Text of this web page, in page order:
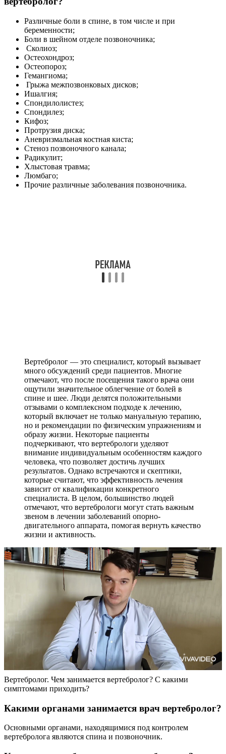
Различные боли в спине, в том числе и при
беременности;
Боли в шейном отделе позвоночника;
Сколиоз;
Остеохондроз;
Остеопороз;
Гемангиома;
Грыжа межпозвонковых дисков;
Ишалгия;
Спондилолистез;
Спондилез;
Кифоз;
Протрузия диска;
Аневризмальная костная киста;
Стеноз позвоночного канала;
Радикулит;
Хлыстовая травма;
Люмбаго;
Прочие различные заболевания позвоночника.
Вертебролог — это специалист, который вызывает
много обсуждений среди пациентов. Многие
отмечают, что после посещения такого врача они
ощутили значительное облегчение от болей в
спине и шее. Люди делятся положительными
отзывами о комплексном подходе к лечению,
который включает не только мануальную терапию,
но и рекомендации по физическим упражнениям и
образу жизни. Некоторые пациенты
подчеркивают, что вертебрологи уделяют
внимание индивидуальным особенностям каждого
человека, что позволяет достичь лучших
результатов. Однако встречаются и скептики,
которые считают, что эффективность лечения
зависит от квалификации конкретного
специалиста. В целом, большинство людей
отмечают, что вертебрологи могут стать важным
звеном в лечении заболеваний опорно-
двигательного аппарата, помогая вернуть качество
жизни и активность.
Вертебролог. Чем занимается вертебролог? С какими
симптомами приходить?
Какими органами занимается врач вертебролог?
Основными органами, находящимися под контролем
вертебролога являются спина и позвоночник.